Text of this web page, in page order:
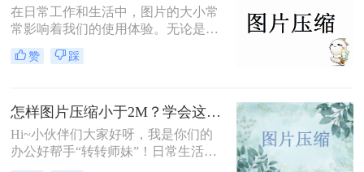
如何压缩图片到100k以下呢？以下是
一些实用的方法，帮助您轻松实现图
在日常工作和生活中，图片的大小常
常影响着我们的使用体验。无论是发
送邮件、上传到社交媒体，还是存储
在云端，图片的大小都会直接影响加
片压缩怎么弄呢？本文将介绍几种常
用的方法，分析它们的优缺点，并推
荐一些高效的工具，帮助您轻松压缩
赞 踩
怎样图片压缩小于2M？学会这三个方法就可以！
Hi~小伙伴们大家好呀，我是你们的
办公好帮手“转转师妹”！日常生活中
我们经常要面对很多大大小小的的图